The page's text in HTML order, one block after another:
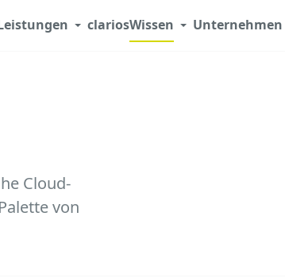
clariosWissen Unternehmen
Cloud-
von